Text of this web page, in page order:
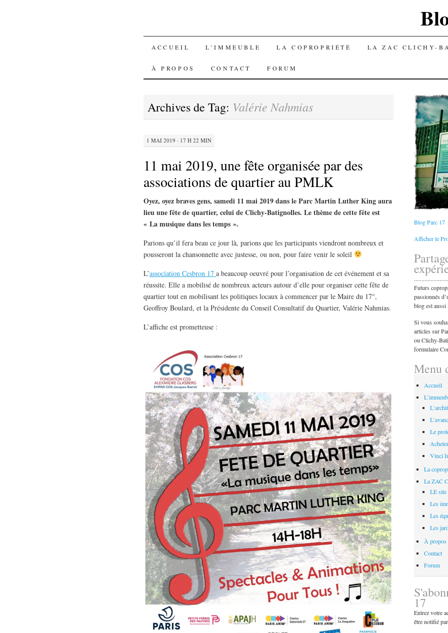
SKIP
TO
ACCUEIL L’IMMEUBLE LA COPROPRIÉTÉ LA ZAC CLICHY-
À PROPOS CONTACT FORUM
Archives de Tag: Valérie Nahmias
1 MAI 2019 · 17 H 22 MIN
11 mai 2019, une fête organisée par des
associations de quartier au PMLK
Oyez, oyez braves gens, samedi 11 mai 2019 dans le Parc Martin Luther King aura
lieu une fête de quartier, celui de Clichy-Batignolles. Le thème de cette fête est
« La musique dans les temps ».
Parions qu’il fera beau ce jour là, parions que les participants viendront nombreux et
pousseront la chansonnette avec justesse, ou non, pour faire venir le soleil
L’association Cesbron 17 a beaucoup oeuvré pour l’organisation de cet événement et sa
réussite. Elle a mobilisé de nombreux acteurs autour d’elle pour organiser cette fête de
quartier tout en mobilisant les politiques locaux à commencer par le Maire du 17°,
Geoffroy Boulard, et la Présidente du Conseil Consultatif du Quartier, Valérie Nahmias.
L’affiche est prometteuse :
Blog Parc 17
Afficher le
Futurs
passionnés
blog est aussi
Si vous
articles sur
ou Clichy-
formulaire
Menu
Accueil
Le
Vinci
La
La ZAC
LE site
Les
Les
Les
À propos
Contact
Forum
17
Entrez votre
être notifié